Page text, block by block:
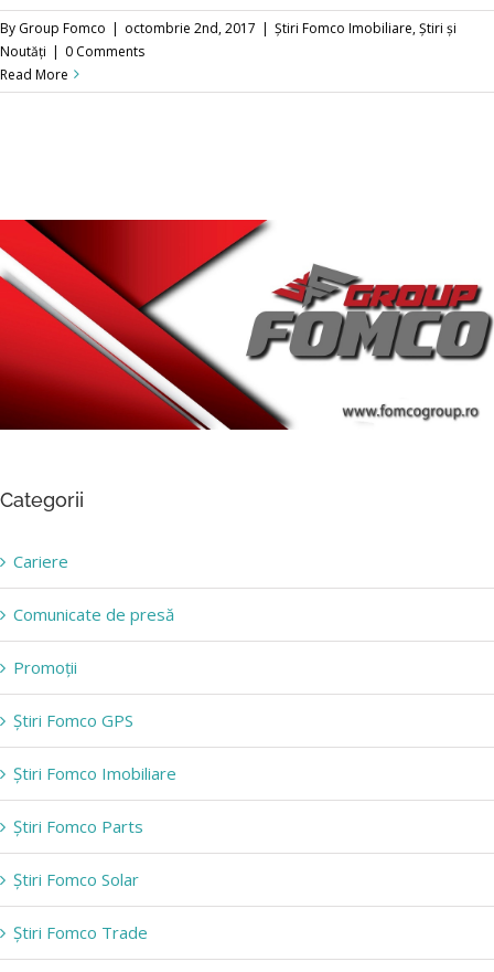
By Group Fomco | octombrie 2nd, 2017 | Știri Fomco Imobiliare,Știri și
Noutăți | 0 Comments
Read More
Categorii
Cariere
Comunicate de presă
Promoții
Știri Fomco GPS
Știri Fomco Imobiliare
Știri Fomco Parts
Știri Fomco Solar
Știri Fomco Trade